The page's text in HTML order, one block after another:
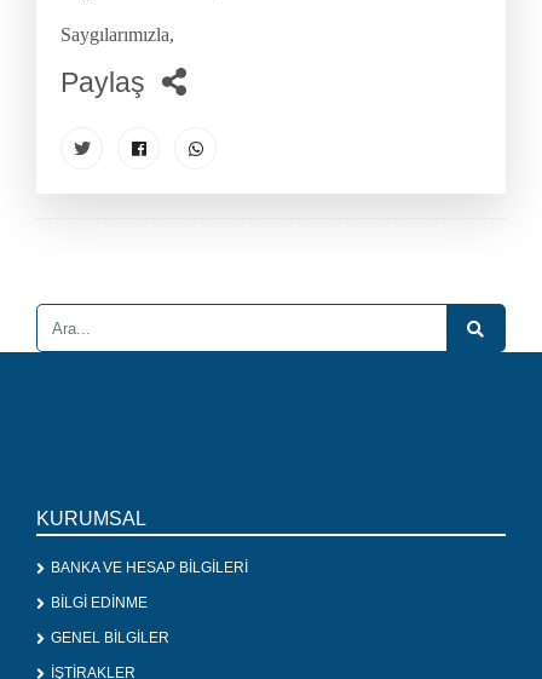
Saygılarımızla,
Paylaş
KURUMSAL
BANKA VE HESAP BİLGİLERİ
BİLGİ EDİNME
GENEL BİLGİLER
İŞTİRAKLER